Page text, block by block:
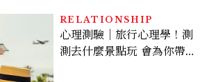
RELATIONSHIP
心理測驗｜旅行心理學！測
測去什麼景點玩 會為你帶來